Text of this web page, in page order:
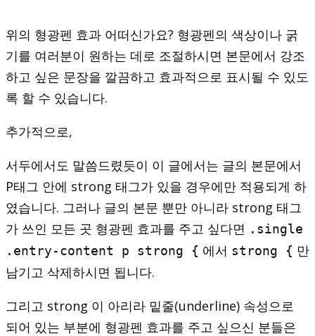
위의 형광펜 효과 어떠신가요? 형광펜의 색상이나 굵
기를 여러분이 원하는 데로 조절하시면 본문에서 강조
하고 싶은 문장을 깔끔하고 효과적으로 표시될 수 있도
록 할 수 있습니다.
추가적으로,
서두에서도 말씀드렸듯이 이 글에서는 글의 본문에서
P태그 안에 strong 태그가 있을 경우에만 적용되게 하
였습니다. 그러나 글의 본문 뿐만 아니라 strong 태그
가 쓰인 모든 곳 형광펜 효과를 주고 싶다면 .single
.entry-content p strong { 에서 strong { 만
남기고 삭제하시면 됩니다.
그리고 strong 이 아리라 밑줄(underline) 속성으로
되어 있는 부분에 형광펜 효과를 주고 싶으신 분들은